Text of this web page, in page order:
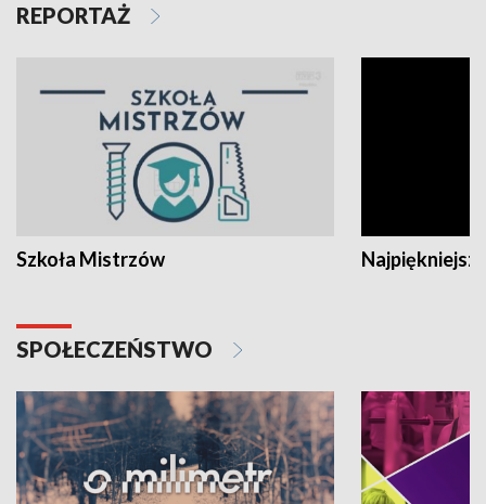
REPORTAŻ
Szkoła Mistrzów
SPOŁECZEŃSTWO